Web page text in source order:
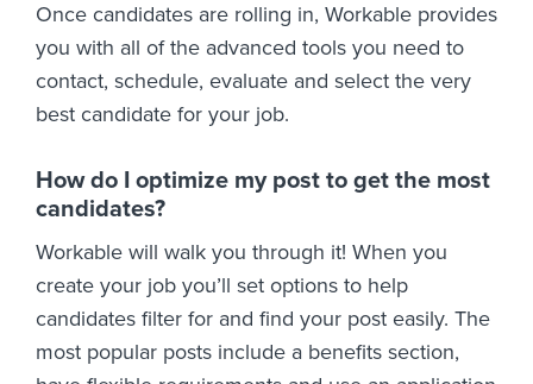
Once candidates are rolling in, Workable provides
you with all of the advanced tools you need to
contact, schedule, evaluate and select the very
best candidate for your job.
How do I optimize my post to get the most
candidates?
Workable will walk you through it! When you
create your job you’ll set options to help
candidates filter for and find your post easily. The
most popular posts include a benefits section,